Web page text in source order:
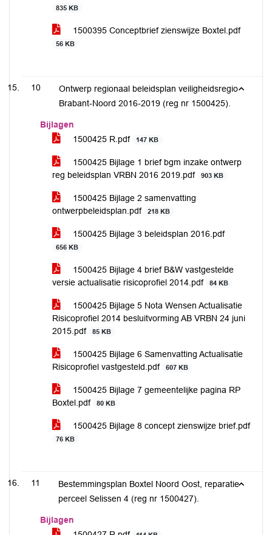
835 KB
1500395 Conceptbrief zienswijze Boxtel.pdf
56 KB
10
Ontwerp regionaal beleidsplan veiligheidsregio
Brabant-Noord 2016-2019 (reg nr 1500425).
Bijlagen
1500425 R.pdf
147 KB
1500425 Bijlage 1 brief bgm inzake ontwerp
reg beleidsplan VRBN 2016 2019.pdf
903 KB
1500425 Bijlage 2 samenvatting
ontwerpbeleidsplan.pdf
218 KB
1500425 Bijlage 3 beleidsplan 2016.pdf
656 KB
1500425 Bijlage 4 brief B&W vastgestelde
versie actualisatie risicoprofiel 2014.pdf
84 KB
1500425 Bijlage 5 Nota Wensen Actualisatie
Risicoprofiel 2014 besluitvorming AB VRBN 24 juni
2015.pdf
85 KB
1500425 Bijlage 6 Samenvatting Actualisatie
Risicoprofiel vastgesteld.pdf
607 KB
1500425 Bijlage 7 gemeentelijke pagina RP
Boxtel.pdf
80 KB
1500425 Bijlage 8 concept zienswijze brief.pdf
76 KB
11
Bestemmingsplan Boxtel Noord Oost, reparatie
perceel Selissen 4 (reg nr 1500427).
Bijlagen